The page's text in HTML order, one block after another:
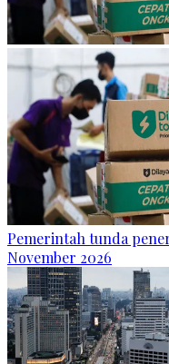
Pemerintah tunda
November 2026